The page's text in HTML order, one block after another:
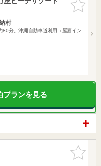
りに追加
村
80分。沖縄自動車道利用（屋嘉イン
プランを見る
お気に入
りに追加